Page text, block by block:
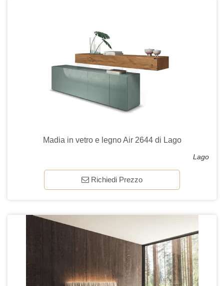
Madia in vetro e legno Air 2644 di Lago
Lago
Richiedi Prezzo